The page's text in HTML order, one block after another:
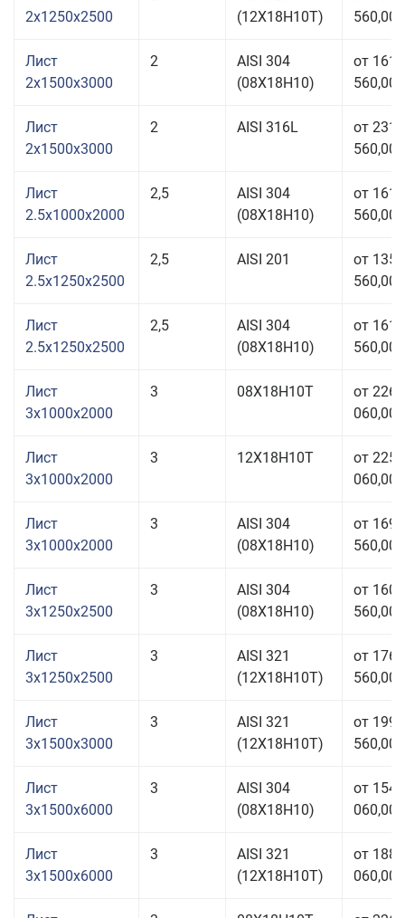
2x1250x2500
(12Х18Н10Т)
560,00
Лист
2x1500x3000
2
AISI 304
(08Х18Н10)
от 161
560,00
Лист
2x1500x3000
2 AISI 316L
от 231
560,00
Лист
2.5x1000x2000
2,5
AISI 304
(08Х18Н10)
от 161
560,00
Лист
2.5x1250x2500
2,5 AISI 201
от 135
560,00
Лист
2.5x1250x2500
2,5
AISI 304
(08Х18Н10)
от 161
560,00
Лист
3x1000x2000
3 08Х18Н10Т
от 226
060,00
Лист
3x1000x2000
3 12Х18Н10Т
от 225
060,00
Лист
3x1000x2000
3
AISI 304
(08Х18Н10)
от 169
560,00
Лист
3x1250x2500
3
AISI 304
(08Х18Н10)
от 160
560,00
Лист
3x1250x2500
3
AISI 321
(12Х18Н10Т)
от 176
560,00
Лист
3x1500x3000
3
AISI 321
(12Х18Н10Т)
от 199
560,00
Лист
3x1500x6000
3
AISI 304
(08Х18Н10)
от 154
060,00
Лист
3x1500x6000
3
AISI 321
(12Х18Н10Т)
от 188
060,00